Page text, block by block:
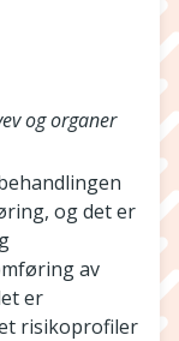
og organer
og det er
av
er
risikoprofiler